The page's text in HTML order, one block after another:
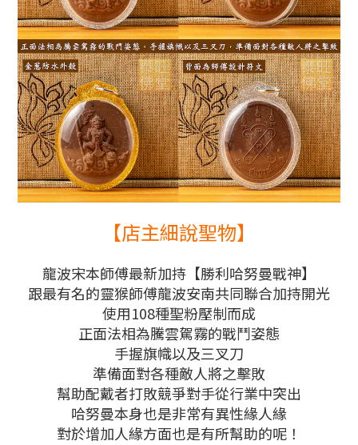
【店主細說聖物】
龍波宋本師傅最新加持【勝利哈努曼戰神】
跟最有名的靈猴師傅龍波安南共同聯合加持開光
使用108種聖粉壓制而成
正面法相為騰雲駕霧的戰鬥姿態
手握旗幟以及三叉刀
準備面對各種敵人將之擊敗
幫助配戴者打敗競爭對手從行業中突出
哈努曼本身也是非常有異性緣人緣
對於增加人緣方面也是有所幫助的呢！